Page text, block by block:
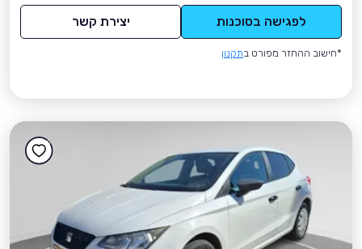
לפגישה בסוכנות יצירת קשר
*חישוב ההחזר מפורט בתקנון